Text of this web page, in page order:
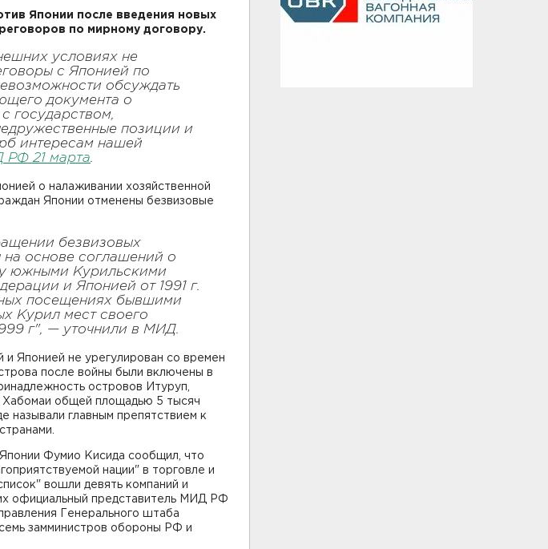
Японии после введения новых
по мирному договору.
условиях не
с Японией по
обсуждать
документа о
государством,
позиции и
интересам нашей
21 марта.
о налаживании хозяйственной
Японии отменены безвизовые
безвизовых
на основе соглашений о
южными Курильскими
и Японией от 1991 г.
посещениях бывшими
Курил мест своего
г", — уточнили в МИД.
Японией не урегулирован со времен
после войны были включены в
островов Итуруп,
общей площадью 5 тысяч
называли главным препятствием к
Фумио Кисида сообщил, что
нации" в торговле и
вошли девять компаний и
официальный представитель МИД РФ
Генерального штаба
замминистров обороны РФ и